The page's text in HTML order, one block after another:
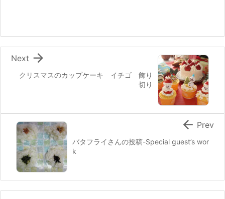
o
k
クリスマスのカップケーキ イチゴ 飾り
切り

Next
バタフライさんの投稿-Special guest’s wor
k
 Prev